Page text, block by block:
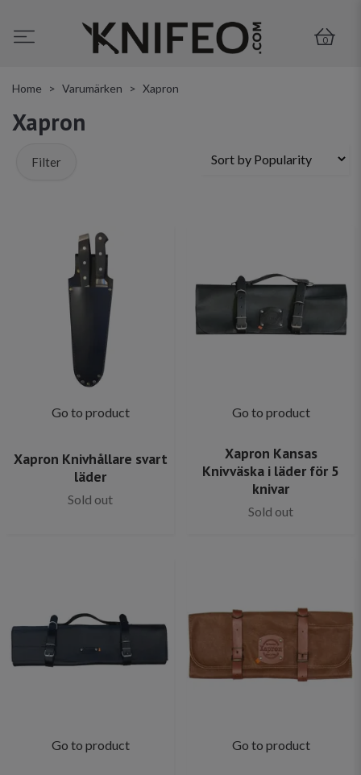
0
Home Varumärken Xapron
Xapron
Filter
Go to product
Xapron Knivhållare svart
läder
Sold out
Go to product
Xapron Kansas
Knivväska i läder för 5
knivar
Sold out
Go to product Go to product